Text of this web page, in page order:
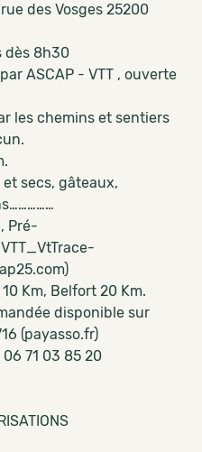
des Vosges 25200
dès 8h30
ASCAP - VTT , ouverte
les chemins et sentiers
secs, gâteaux,
Pré-
VTT_VtTrace-
Km, Belfort 20 Km.
disponible sur
(payasso.fr)
71 03 85 20